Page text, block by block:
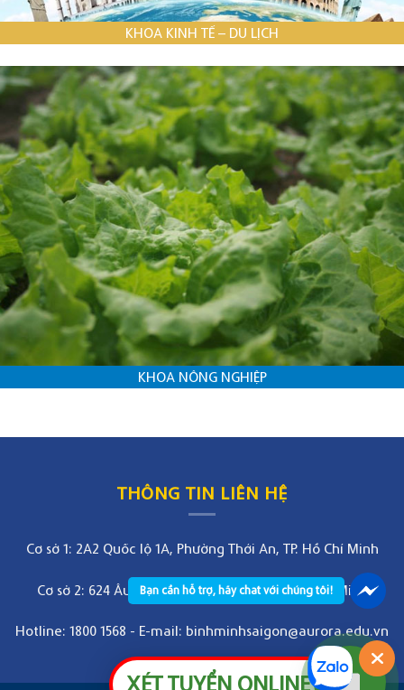
XÉT TUYỂN ONLINE
KHOA KINH TẾ – DU LỊCH
KHOA NÔNG NGHIỆP
THÔNG TIN LIÊN HỆ
Cơ sở 1: 2A2 Quốc lộ 1A, Phường Thới An, TP. Hồ Chí Minh
Cơ sở 2: 624 Âu Cơ, Phường Bảy Hiền, TP. Hồ Chí Minh
Hotline: 1800 1568 - E-mail: binhminhsaigon@aurora.edu.vn
Bạn cần hỗ trợ, hãy chat với chúng tôi!